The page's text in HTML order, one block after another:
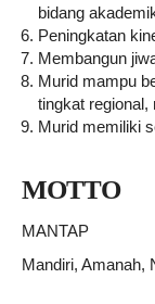
bidang
Peningkatan
Membangun
Murid mampu
tingkat regional,
Murid memiliki
MOTTO
MANTAP
Mandiri, Amanah,